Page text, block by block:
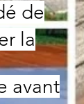
de
la
avant